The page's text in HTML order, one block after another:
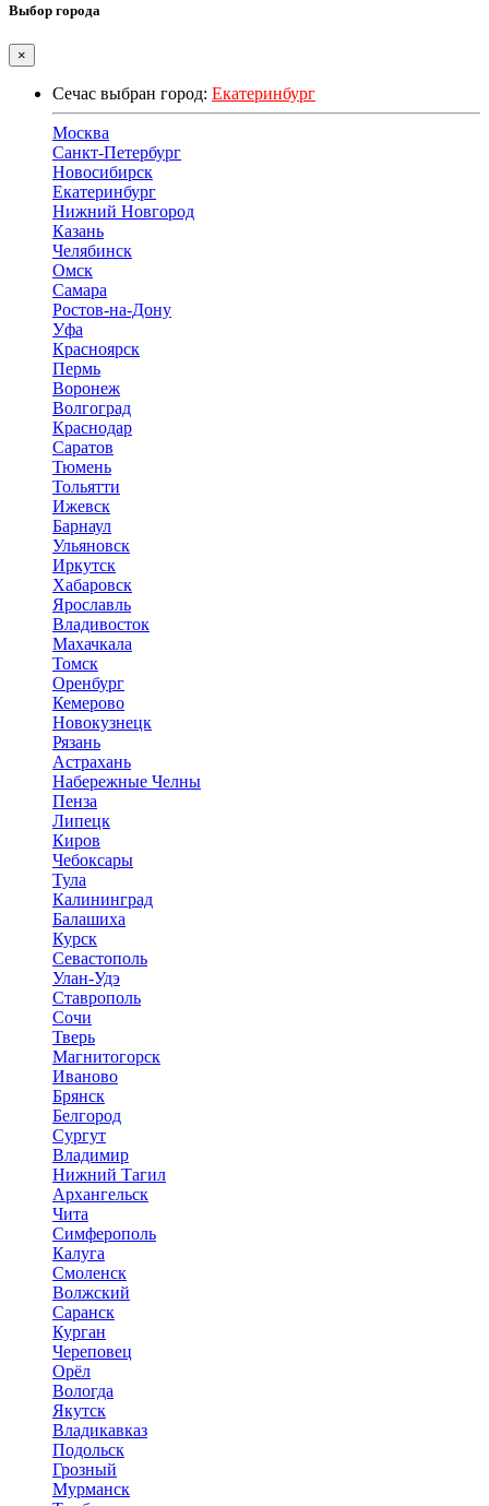
Выбор города
×
Сечас выбран город: Екатеринбург
Москва
Санкт-Петербург
Новосибирск
Екатеринбург
Нижний Новгород
Казань
Челябинск
Омск
Самара
Ростов-на-Дону
Уфа
Красноярск
Пермь
Воронеж
Волгоград
Краснодар
Саратов
Тюмень
Тольятти
Ижевск
Барнаул
Ульяновск
Иркутск
Хабаровск
Ярославль
Владивосток
Махачкала
Томск
Оренбург
Кемерово
Новокузнецк
Рязань
Астрахань
Набережные Челны
Пенза
Липецк
Киров
Чебоксары
Тула
Калининград
Балашиха
Курск
Севастополь
Улан-Удэ
Ставрополь
Сочи
Тверь
Магнитогорск
Иваново
Брянск
Белгород
Сургут
Владимир
Нижний Тагил
Архангельск
Чита
Симферополь
Калуга
Смоленск
Волжский
Саранск
Курган
Череповец
Орёл
Вологда
Якутск
Владикавказ
Подольск
Грозный
Мурманск